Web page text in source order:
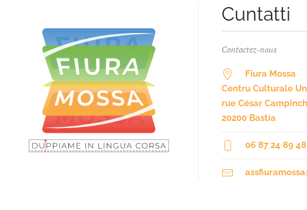
Cuntatti
Contactez-nous
Fiura Mossa
Centru Culturale
rue César
20200 Bastia
06 87 24 89 48